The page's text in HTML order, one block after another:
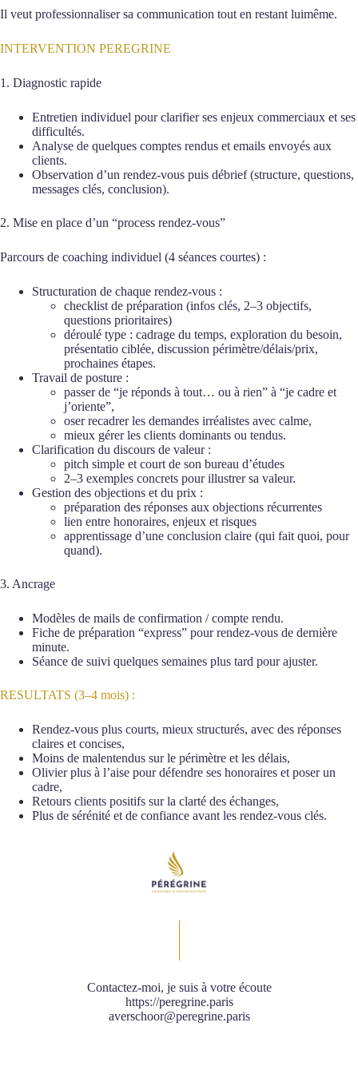
Il veut professionnaliser sa communication tout en restant luimême.
INTERVENTION PEREGRINE
1. Diagnostic rapide
Entretien individuel pour clarifier ses enjeux commerciaux et ses
difficultés.
Analyse de quelques comptes rendus et emails envoyés aux
clients.
Observation d’un rendez-vous puis débrief (structure, questions,
messages clés, conclusion).
2. Mise en place d’un “process rendez-vous”
Parcours de coaching individuel (4 séances courtes) :
Structuration de chaque rendez-vous :
checklist de préparation (infos clés, 2–3 objectifs,
questions prioritaires)
déroulé type : cadrage du temps, exploration du besoin,
présentatio ciblée, discussion périmètre/délais/prix,
prochaines étapes.
Travail de posture :
passer de “je réponds à tout… ou à rien” à “je cadre et
j’oriente”,
oser recadrer les demandes irréalistes avec calme,
mieux gérer les clients dominants ou tendus.
Clarification du discours de valeur :
pitch simple et court de son bureau d’études
2–3 exemples concrets pour illustrer sa valeur.
Gestion des objections et du prix :
préparation des réponses aux objections récurrentes
lien entre honoraires, enjeux et risques
apprentissage d’une conclusion claire (qui fait quoi, pour
quand).
3. Ancrage
Modèles de mails de confirmation / compte rendu.
Fiche de préparation “express” pour rendez-vous de dernière
minute.
Séance de suivi quelques semaines plus tard pour ajuster.
RESULTATS (3–4 mois) :
Rendez-vous plus courts, mieux structurés, avec des réponses
claires et concises,
Moins de malentendus sur le périmètre et les délais,
Olivier plus à l’aise pour défendre ses honoraires et poser un
cadre,
Retours clients positifs sur la clarté des échanges,
Plus de sérénité et de confiance avant les rendez-vous clés.
Contactez-moi, je suis à votre écoute
https://peregrine.paris
averschoor@peregrine.paris